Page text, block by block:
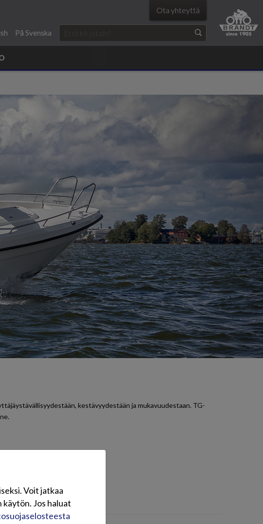
Ota yhteyttä
På Svenska
kestävyydestään ja mukavuudestaan. TG-
Voit jatkaa
Jos haluat